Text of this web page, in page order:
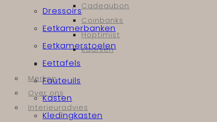
Cadeaubon
Coinbanks
Hoptimist
Kaarsen
Merken
Over ons
Interieuradvies
Dressoirs
Eetkamerbanken
Eetkamerstoelen
Eettafels
Fauteuils
Kasten
Kledingkasten